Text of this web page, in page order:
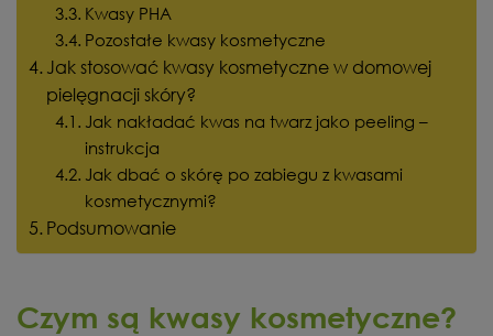
Kwasy PHA
Pozostałe kwasy kosmetyczne
Jak stosować kwasy kosmetyczne w domowej
pielęgnacji skóry?
Jak nakładać kwas na twarz jako peeling –
instrukcja
Jak dbać o skórę po zabiegu z kwasami
kosmetycznymi?
Podsumowanie
Czym są kwasy kosmetyczne?